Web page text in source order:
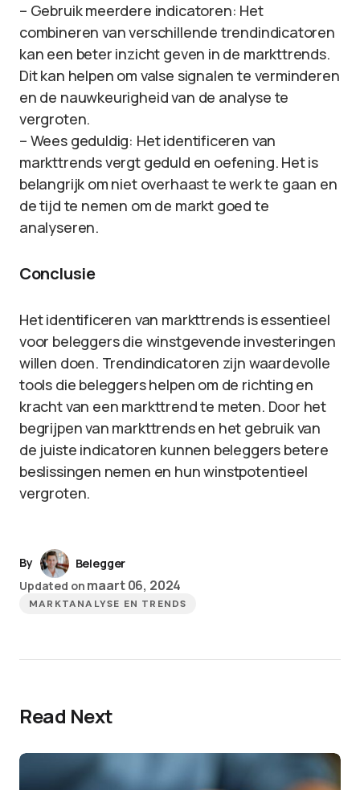
– Gebruik meerdere indicatoren: Het
combineren van verschillende trendindicatoren
kan een beter inzicht geven in de markttrends.
Dit kan helpen om valse signalen te verminderen
en de nauwkeurigheid van de analyse te
vergroten.
– Wees geduldig: Het identificeren van
markttrends vergt geduld en oefening. Het is
belangrijk om niet overhaast te werk te gaan en
de tijd te nemen om de markt goed te
analyseren.
Conclusie
Het identificeren van markttrends is essentieel
voor beleggers die winstgevende investeringen
willen doen. Trendindicatoren zijn waardevolle
tools die beleggers helpen om de richting en
kracht van een markttrend te meten. Door het
begrijpen van markttrends en het gebruik van
de juiste indicatoren kunnen beleggers betere
beslissingen nemen en hun winstpotentieel
vergroten.
By
Belegger
Updated on maart 06, 2024
MARKTANALYSE EN TRENDS
Read Next